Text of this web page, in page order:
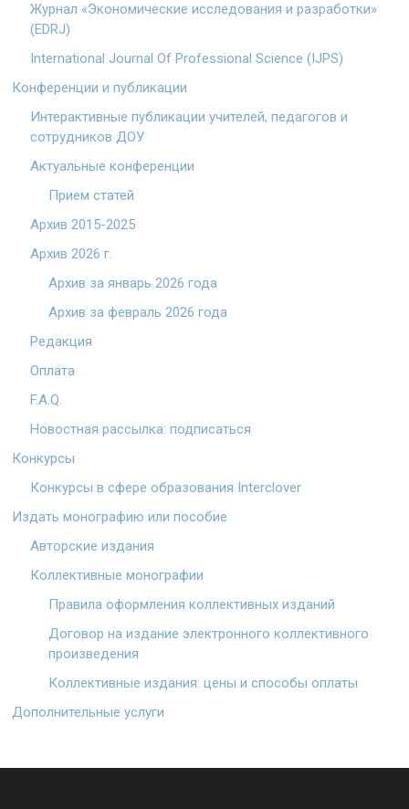
Журнал «Экономические исследования и разработки»
(EDRJ)
International Journal Of Professional Science (IJPS)
Конференции и публикации
Интерактивные публикации учителей, педагогов и
сотрудников ДОУ
Актуальные конференции
Прием статей
Архив 2015-2025
Архив 2026 г.
Архив за январь 2026 года
Архив за февраль 2026 года
Редакция
Оплата
F.A.Q.
Новостная рассылка: подписаться
Конкурсы
Конкурсы в сфере образования Interclover
Издать монографию или пособие
Авторские издания
Коллективные монографии
Правила оформления коллективных изданий
Договор на издание электронного коллективного
произведения
Коллективные издания: цены и способы оплаты
Дополнительные услуги